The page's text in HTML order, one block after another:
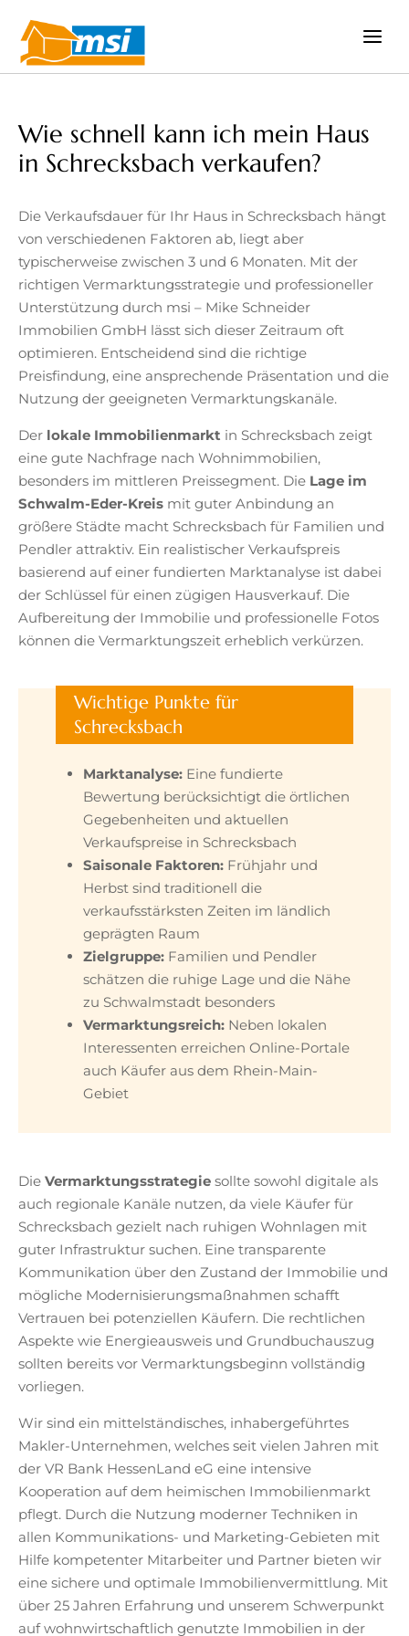
Inhalt
springen
Wie schnell kann ich mein Haus
in Schrecksbach verkaufen?
Die Verkaufsdauer für Ihr Haus in Schrecksbach hängt
von verschiedenen Faktoren ab, liegt aber
typischerweise zwischen 3 und 6 Monaten. Mit der
richtigen Vermarktungsstrategie und professioneller
Unterstützung durch msi – Mike Schneider
Immobilien GmbH lässt sich dieser Zeitraum oft
optimieren. Entscheidend sind die richtige
Preisfindung, eine ansprechende Präsentation und die
Nutzung der geeigneten Vermarktungskanäle.
Der lokale Immobilienmarkt in Schrecksbach zeigt
eine gute Nachfrage nach Wohnimmobilien,
besonders im mittleren Preissegment. Die Lage im
Schwalm-Eder-Kreis mit guter Anbindung an
größere Städte macht Schrecksbach für Familien und
Pendler attraktiv. Ein realistischer Verkaufspreis
basierend auf einer fundierten Marktanalyse ist dabei
der Schlüssel für einen zügigen Hausverkauf. Die
Aufbereitung der Immobilie und professionelle Fotos
können die Vermarktungszeit erheblich verkürzen.
Wichtige Punkte für
Schrecksbach
Marktanalyse: Eine fundierte
Bewertung berücksichtigt die örtlichen
Gegebenheiten und aktuellen
Verkaufspreise in Schrecksbach
Saisonale Faktoren: Frühjahr und
Herbst sind traditionell die
verkaufsstärksten Zeiten im ländlich
geprägten Raum
Zielgruppe: Familien und Pendler
schätzen die ruhige Lage und die Nähe
zu Schwalmstadt besonders
Vermarktungsreich: Neben lokalen
Interessenten erreichen Online-Portale
auch Käufer aus dem Rhein-Main-
Gebiet
Die Vermarktungsstrategie sollte sowohl digitale als
auch regionale Kanäle nutzen, da viele Käufer für
Schrecksbach gezielt nach ruhigen Wohnlagen mit
guter Infrastruktur suchen. Eine transparente
Kommunikation über den Zustand der Immobilie und
mögliche Modernisierungsmaßnahmen schafft
Vertrauen bei potenziellen Käufern. Die rechtlichen
Aspekte wie Energieausweis und Grundbuchauszug
sollten bereits vor Vermarktungsbeginn vollständig
vorliegen.
Wir sind ein mittelständisches, inhabergeführtes
Makler-Unternehmen, welches seit vielen Jahren mit
der VR Bank HessenLand eG eine intensive
Kooperation auf dem heimischen Immobilienmarkt
pflegt. Durch die Nutzung moderner Techniken in
allen Kommunikations- und Marketing-Gebieten mit
Hilfe kompetenter Mitarbeiter und Partner bieten wir
eine sichere und optimale Immobilienvermittlung. Mit
über 25 Jahren Erfahrung und unserem Schwerpunkt
auf wohnwirtschaftlich genutzte Immobilien in der